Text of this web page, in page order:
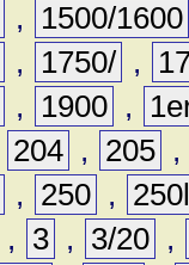
,
1500/1600
, 1750/ ,
, 1900 ,
204 , 205 ,
, 250 ,
, 3 , 3/20 ,